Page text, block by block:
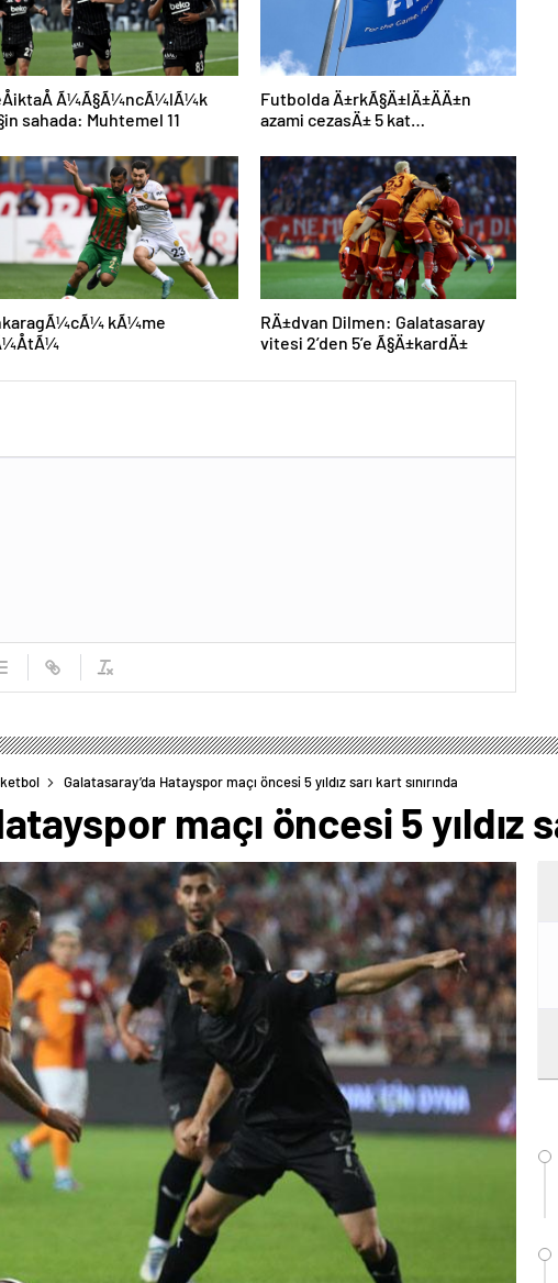
Ã¼Ã§Ã¼ncÃ¼lÃ¼k
sahada: Muhtemel 11
Futbolda Ä±rkÃ§Ä±lÄ±ÄÄ±n
azami cezasÄ± 5 kat
kÃ¼me
RÄ±dvan Dilmen: Galatasaray
vitesi 2’den 5’e Ã§Ä±kardÄ±
Galatasaray’da Hatayspor maçı öncesi 5 yıldız sarı kart sınırında
maçı öncesi 5 yıldız